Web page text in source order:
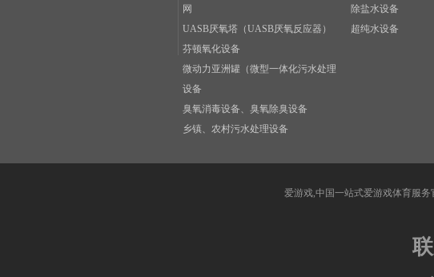
网
UASB厌氧塔（UASB厌氧反应器）
芬顿氧化设备
微动力亚洲罐（微型一体化污水处理
设备
臭氧消毒设备、臭氧除臭设备
乡镇、农村污水处理设备
除盐水设备
超纯水设备
爱游戏,中国一站式爱游戏体育服务